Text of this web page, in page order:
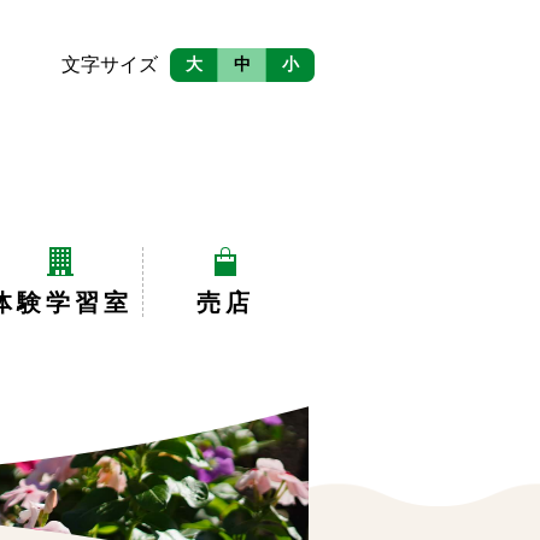
験学習室 売店
文字サイズ 大 中 小